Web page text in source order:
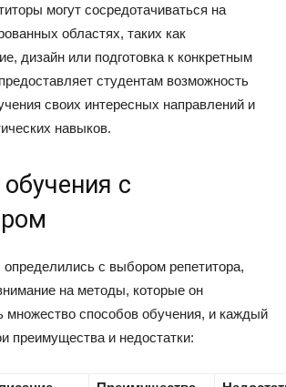
могут сосредотачиваться на
областях, таких как
дизайн или подготовка к конкретным
студентам возможность
своих интересных направлений и
навыков.
с
определились с выбором репетитора,
на методы, которые он
множество способов обучения, и каждый
преимущества и недостатки: